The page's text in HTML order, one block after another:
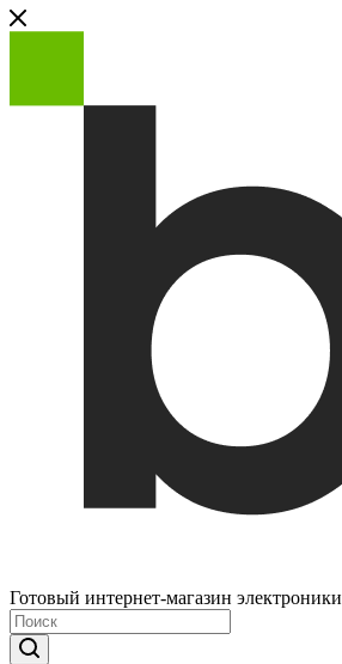
Готовый интернет-магазин электроники